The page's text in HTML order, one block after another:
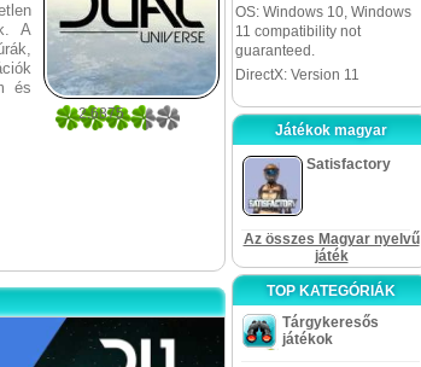
2.6875
A
és
OS: Windows 10, Windows
11 compatibility not
guaranteed.
DirectX: Version 11
Játékok magyar
Satisfactory
Az összes Magyar nyelvű
játék
TOP KATEGÓRIÁK
Tárgykeresős
játékok